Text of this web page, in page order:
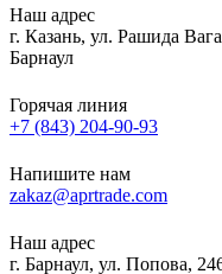
Наш адрес
г. Казань, ул. Рашида
Барнаул
Горячая линия
+7 (843) 204-90-93
Напишите нам
zakaz@aprtrade.com
Наш адрес
г. Барнаул, ул. Попова,